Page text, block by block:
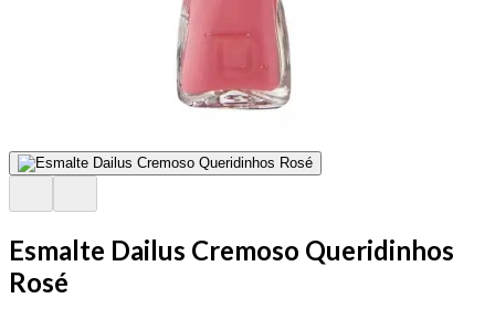
Esmalte Dailus Cremoso Queridinhos
Rosé